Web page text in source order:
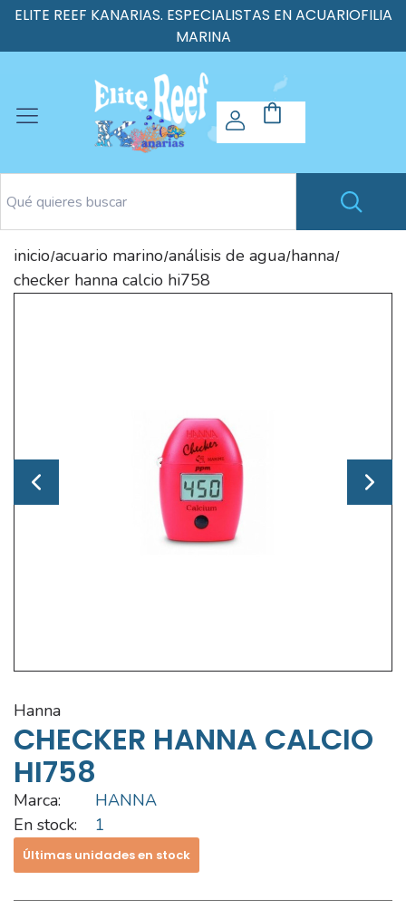
ELITE REEF KANARIAS. ESPECIALISTAS EN ACUARIOFILIA
MARINA
inicio/acuario marino/análisis de agua/hanna/
checker hanna calcio hi758
hanna
CHECKER HANNA CALCIO
HI758
Marca:
HANNA
En stock:
1
Últimas unidades en stock